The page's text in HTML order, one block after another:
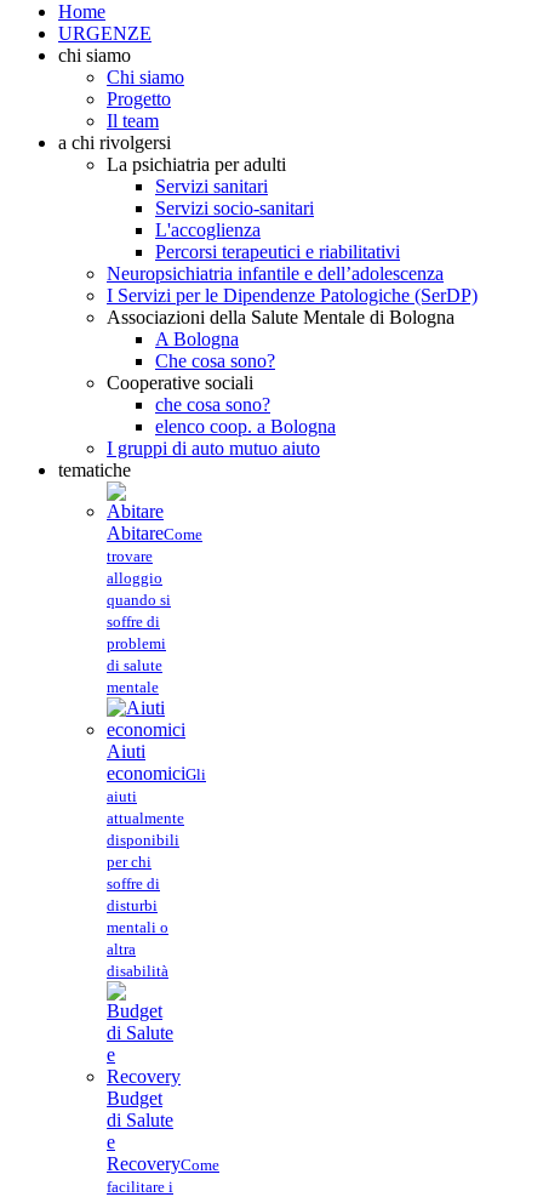
Home
URGENZE
chi siamo
Chi siamo
Progetto
Il team
a chi rivolgersi
La psichiatria per adulti
Servizi sanitari
Servizi socio-sanitari
L'accoglienza
Percorsi terapeutici e riabilitativi
Neuropsichiatria infantile e dell’adolescenza
I Servizi per le Dipendenze Patologiche (SerDP)
Associazioni della Salute Mentale di Bologna
A Bologna
Che cosa sono?
Cooperative sociali
che cosa sono?
elenco coop. a Bologna
I gruppi di auto mutuo aiuto
tematiche
AbitareCome
trovare
alloggio
quando si
soffre di
problemi
di salute
mentale
Aiuti
economiciGli
aiuti
attualmente
disponibili
per chi
soffre di
disturbi
mentali o
altra
disabilità
Budget
di Salute
e
RecoveryCome
facilitare i